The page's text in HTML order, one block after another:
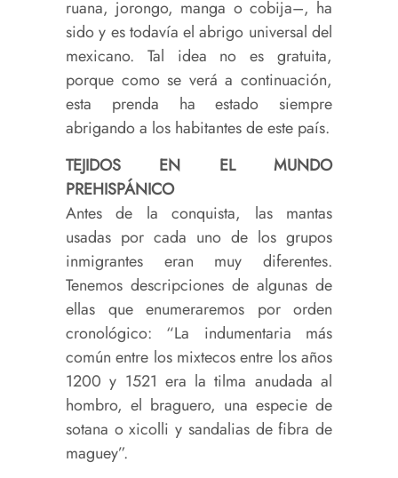
ruana, jorongo, manga o cobija–, ha
sido y es todavía el abrigo universal del
mexicano. Tal idea no es gratuita,
porque como se verá a continuación,
esta prenda ha estado siempre
abrigando a los habitantes de este país.
TEJIDOS EN EL MUNDO
PREHISPÁNICO
Antes de la conquista, las mantas
usadas por cada uno de los grupos
inmigrantes eran muy diferentes.
Tenemos descripciones de algunas de
ellas que enumeraremos por orden
cronológico: “La indumentaria más
común entre los mixtecos entre los años
1200 y 1521 era la tilma anudada al
hombro, el braguero, una especie de
sotana o xicolli y sandalias de fibra de
maguey”.